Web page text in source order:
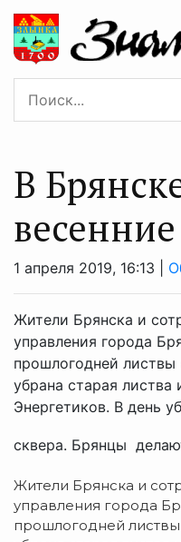
В
1 апреля 2019, 16:13 |
Жители Брянска и
управления города
прошлогодней листвы
убрана старая листва
Энергетиков. В день
сквера. Брянцы
Жители Брянска и
управления города
прошлогодней листвы